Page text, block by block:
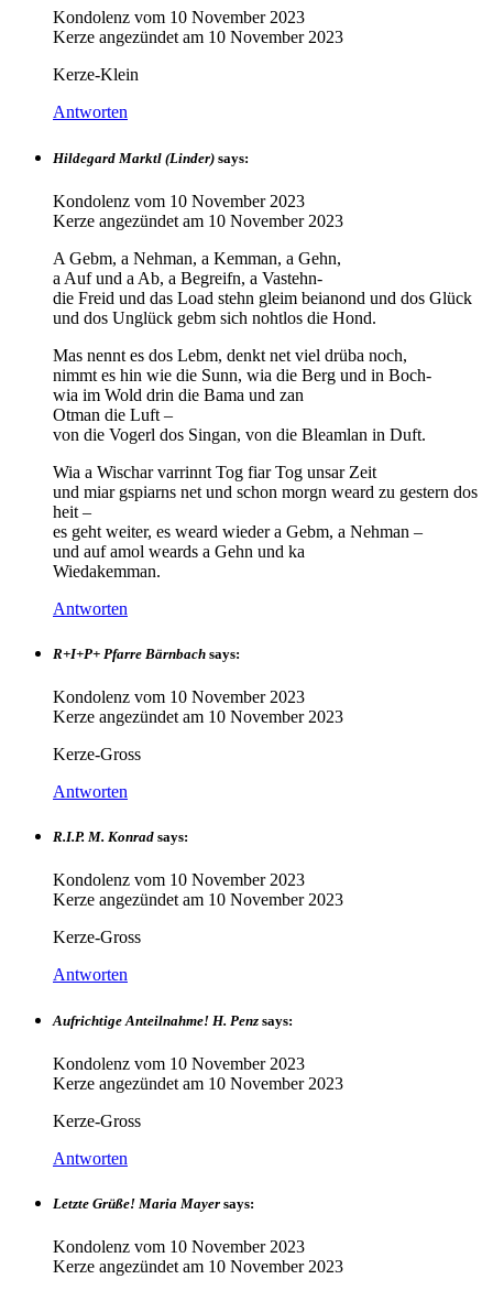
Kondolenz vom 10 November 2023
Kerze angezündet am 10 November 2023
Kerze-Klein
Antworten
Hildegard Marktl (Linder) says:
Kondolenz vom 10 November 2023
Kerze angezündet am 10 November 2023
A Gebm, a Nehman, a Kemman, a Gehn,
a Auf und a Ab, a Begreifn, a Vastehn-
die Freid und das Load stehn gleim beianond und dos Glück
und dos Unglück gebm sich nohtlos die Hond.
Mas nennt es dos Lebm, denkt net viel drüba noch,
nimmt es hin wie die Sunn, wia die Berg und in Boch-
wia im Wold drin die Bama und zan
Otman die Luft –
von die Vogerl dos Singan, von die Bleamlan in Duft.
Wia a Wischar varrinnt Tog fiar Tog unsar Zeit
und miar gspiarns net und schon morgn weard zu gestern dos
heit –
es geht weiter, es weard wieder a Gebm, a Nehman –
und auf amol weards a Gehn und ka
Wiedakemman.
Antworten
R+I+P+ Pfarre Bärnbach says:
Kondolenz vom 10 November 2023
Kerze angezündet am 10 November 2023
Kerze-Gross
Antworten
R.I.P. M. Konrad says:
Kondolenz vom 10 November 2023
Kerze angezündet am 10 November 2023
Kerze-Gross
Antworten
Aufrichtige Anteilnahme! H. Penz says:
Kondolenz vom 10 November 2023
Kerze angezündet am 10 November 2023
Kerze-Gross
Antworten
Letzte Grüße! Maria Mayer says:
Kondolenz vom 10 November 2023
Kerze angezündet am 10 November 2023